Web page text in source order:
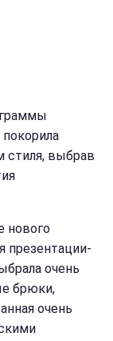
стиля, выбрав
нового
презентации-
очень
брюки,
очень